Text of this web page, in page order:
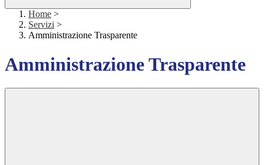
Home >
Servizi >
Amministrazione Trasparente
Amministrazione Trasparente